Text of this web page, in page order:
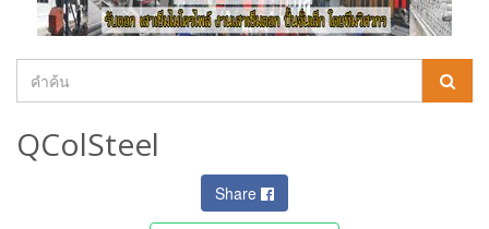
QColSteel
Share